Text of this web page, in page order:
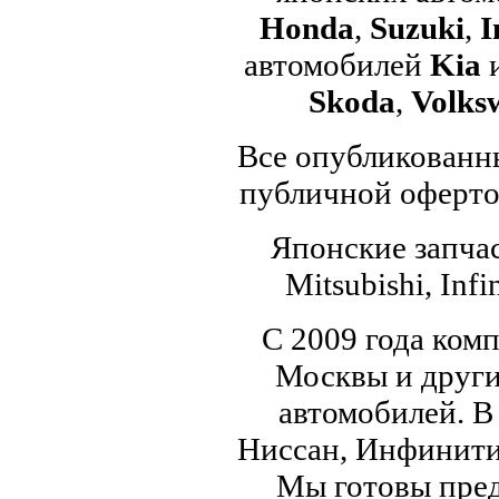
Honda, Suzuki,
автомобилей Kia
Skoda,
Все
публичной
Японские
Mitsubishi,
С 2009 года
Москвы и
автомобилей.
Ниссан,
Мы готовы